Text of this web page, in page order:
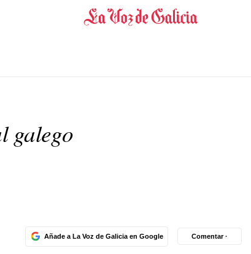
galego
Añade a La Voz de Galicia en Google Comentar ·